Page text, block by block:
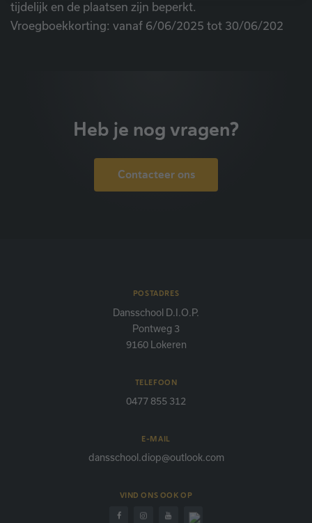
tijdelijk en de plaatsen zijn beperkt.
Vroegboekkorting: vanaf 6/06/2025 tot 30/06/202
uitsluitend voor gebruik door de eigenaar van de
bezochte website zijn.
Heb je nog vragen?
Contacteer ons
POSTADRES
Dansschool D.I.O.P.
Pontweg 3
9160 Lokeren
TELEFOON
0477 855 312
E-MAIL
dansschool.diop@outlook.com
VIND ONS OOK OP